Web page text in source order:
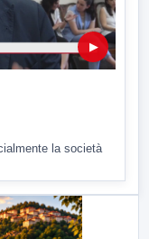
▶
la società